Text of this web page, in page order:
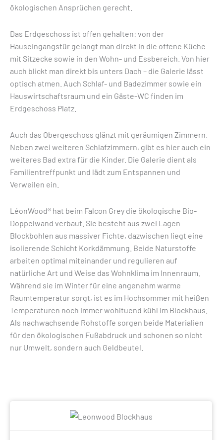
ökologischen Ansprüchen gerecht.
Das Erdgeschoss ist offen gehalten: von der
Hauseingangstür gelangt man direkt in die offene Küche
mit Sitzecke sowie in den Wohn- und Essbereich. Von hier
auch blickt man direkt bis unters Dach – die Galerie lässt
optisch atmen. Auch Schlaf- und Badezimmer sowie ein
Hauswirtschaftsraum und ein Gäste-WC finden im
Erdgeschoss Platz.
Auch das Obergeschoss glänzt mit geräumigen Zimmern.
Neben zwei weiteren Schlafzimmern, gibt es hier auch ein
weiteres Bad extra für die Kinder. Die Galerie dient als
Familientreffpunkt und lädt zum Entspannen und
Verweilen ein.
LéonWood® hat beim Falcon Grey die ökologische Bio-
Doppelwand verbaut. Sie besteht aus zwei Lagen
Blockbohlen aus massiver Fichte, dazwischen liegt eine
isolierende Schicht Korkdämmung. Beide Naturstoffe
arbeiten optimal miteinander und regulieren auf
natürliche Art und Weise das Wohnklima im Innenraum.
Während sie im Winter für eine angenehm warme
Raumtemperatur sorgt, ist es im Hochsommer mit heißen
Temperaturen noch immer wohltuend kühl im Blockhaus.
Als nachwachsende Rohstoffe sorgen beide Materialien
für den ökologischen Fußabdruck und schonen so nicht
nur Umwelt, sondern auch Geldbeutel.